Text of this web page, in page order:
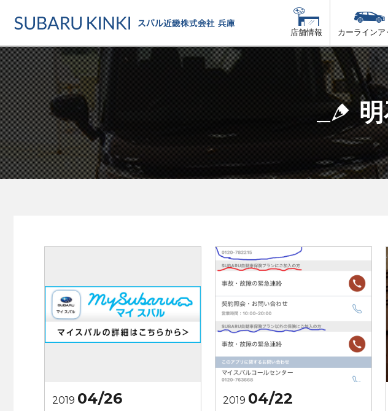
店舗情報
店舗情報 店舗一覧
地域でさがす
地図でさがす
試乗車でさがす
但馬
播磨
阪神方
カーラインア
カーラインアップ
カーラインアップ一覧
乗用車
軽自動車
メンテナンス・サービス
メンテナンス・サービストップ
車検・定期点検をする
カーケアをする
車検（
法定 12
6ヶ月
車検 3
2019 04/26 2019 04/22